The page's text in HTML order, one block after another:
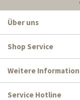
Über uns
Shop Service
Weitere
Service Hotline